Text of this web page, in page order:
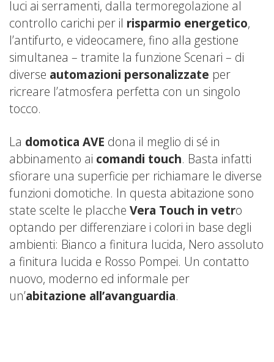
luci ai serramenti, dalla termoregolazione al
controllo carichi per il risparmio energetico,
l’antifurto, e videocamere, fino alla gestione
simultanea – tramite la funzione Scenari – di
diverse automazioni personalizzate per
ricreare l’atmosfera perfetta con un singolo
tocco.
La domotica AVE dona il meglio di sé in
abbinamento ai comandi touch. Basta infatti
sfiorare una superficie per richiamare le diverse
funzioni domotiche. In questa abitazione sono
state scelte le placche Vera Touch in vetro
optando per differenziare i colori in base degli
ambienti: Bianco a finitura lucida, Nero assoluto
a finitura lucida e Rosso Pompei. Un contatto
nuovo, moderno ed informale per
un’abitazione all’avanguardia.